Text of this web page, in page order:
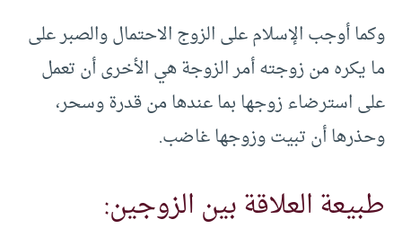
وكما أوجب الإسلام على الزوج الاحتمال والصبر على
ما يكره من زوجته أمر الزوجة هي الأخرى أن تعمل
على استرضاء زوجها بما عندها من قدرة وسحر،
وحذرها أن تبيت وزوجها غاضب.
طبيعة العلاقة بين الزوجين: